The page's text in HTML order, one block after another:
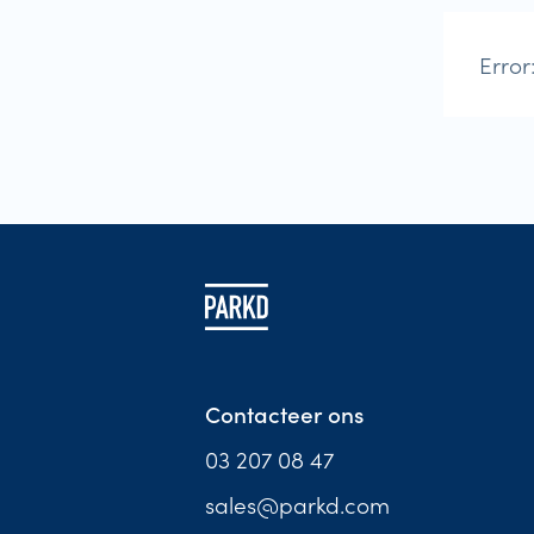
Error:
Contacteer ons
03 207 08 47
sales@parkd.com